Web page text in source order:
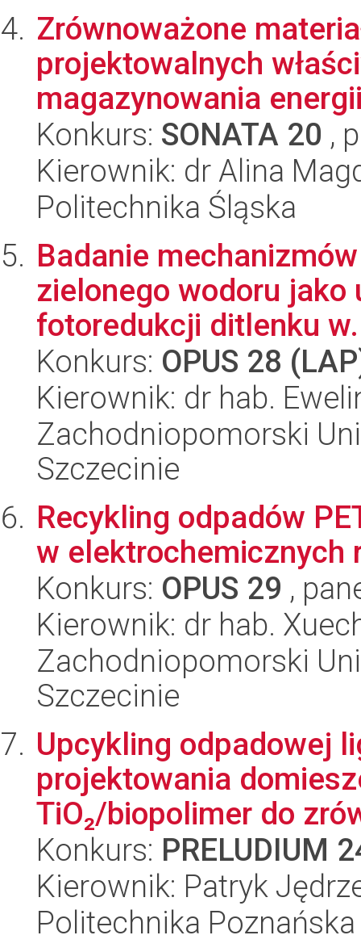
Zrównoważone
projektowalnych
magazynowania
Konkurs: SONATA 20 ,
Kierownik: dr Alina
Politechnika Śląska
Badanie
zielonego wodoru
fotoredukcji ditlenku
Konkurs: OPUS 28
Kierownik: dr hab.
Zachodniopomorski
Szczecinie
Recykling odpadów
w elektrochemicznych
Konkurs: OPUS 29 ,
Kierownik: dr hab.
Zachodniopomorski
Szczecinie
Upcykling odpadowej
projektowania
TiO₂/biopolimer do
Konkurs: PRELUDIUM
Kierownik: Patryk
Politechnika Poznańska